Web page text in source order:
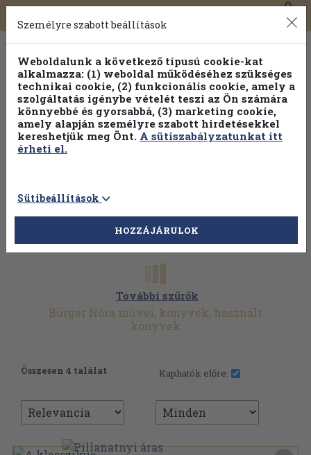
Toggle
navigation
0
További szűrők
Bürger Nóra művei, könyvek, használt
könyvek
Összesen 4 találat Kaphatók előre:
Személyre szabott beállítások
Weboldalunk a következő típusú cookie-kat
alkalmazza: (1) weboldal működéséhez szükséges
technikai cookie, (2) funkcionális cookie, amely a
szolgáltatás igénybe vételét teszi az Ön számára
könnyebbé és gyorsabbá, (3) marketing cookie,
amely alapján személyre szabott hirdetésekkel
kereshetjük meg Önt. A sütiszabályzatunkat itt
érheti el.
Sütibeállítások
HOZZÁJÁRULOK